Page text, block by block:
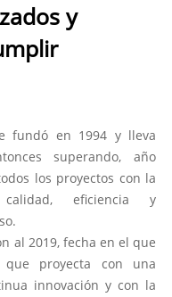
y
fundó en 1994 y lleva
superando, año
los proyectos con la
calidad, eficiencia y
al 2019, fecha en el que
proyecta con una
innovación y con la